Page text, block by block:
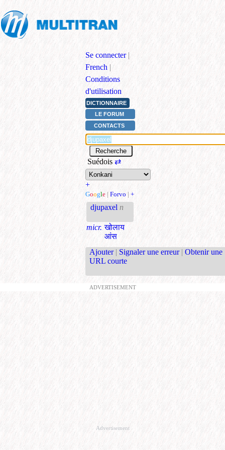
Se connecter |
French |
Conditions
d'utilisation
DICTIONNAIRE
LE FORUM
CONTACTS
Suédois ⇄
+
Google | Forvo | +
djupaxel n
micr. खोलाय
आंस
Ajouter | Signaler une erreur | Obtenir une
URL courte
ADVERTISEMENT
Advertisement